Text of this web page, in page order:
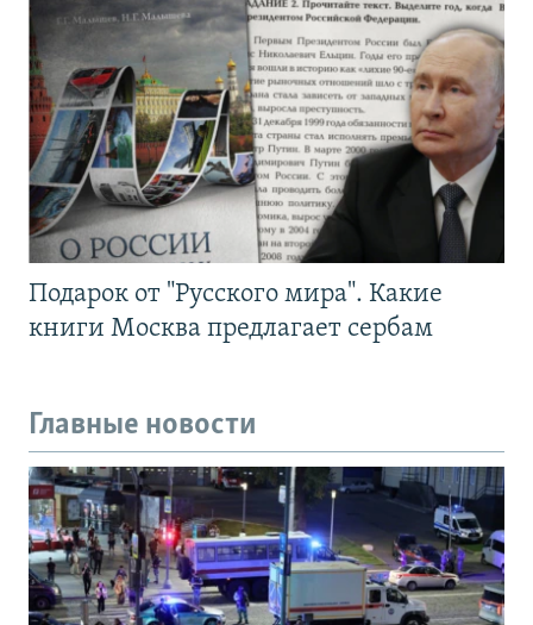
Подарок от "Русского мира". Какие
книги Москва предлагает сербам
Главные новости